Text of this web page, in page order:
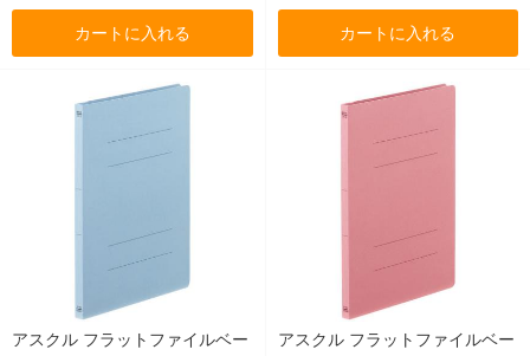
カートに入れる カートに入れる
アスクル フラットファイルベー
アスクル フラットファイルベー